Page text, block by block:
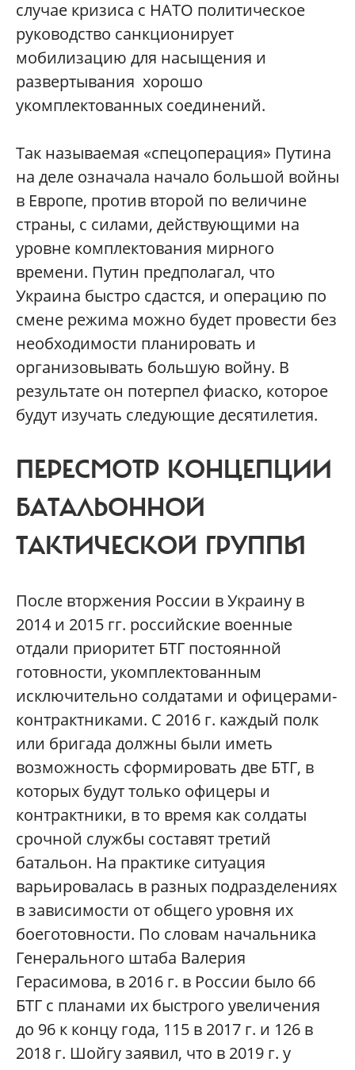
случае кризиса с НАТО политическое
руководство санкционирует
мобилизацию для насыщения и
развертывания хорошо
укомплектованных соединений.
Так называемая «спецоперация» Путина
на деле означала начало большой войны
в Европе, против второй по величине
страны, с силами, действующими на
уровне комплектования мирного
времени. Путин предполагал, что
Украина быстро сдастся, и операцию по
смене режима можно будет провести без
необходимости планировать и
организовывать большую войну. В
результате он потерпел фиаско, которое
будут изучать следующие десятилетия.
ПЕРЕСМОТР КОНЦЕПЦИИ
БАТАЛЬОННОЙ
ТАКТИЧЕСКОЙ ГРУППЫ
После вторжения России в Украину в
2014 и 2015 гг. российские военные
отдали приоритет БТГ постоянной
готовности, укомплектованным
исключительно солдатами и офицерами-
контрактниками. С 2016 г. каждый полк
или бригада должны были иметь
возможность сформировать две БТГ, в
которых будут только офицеры и
контрактники, в то время как солдаты
срочной службы составят третий
батальон. На практике ситуация
варьировалась в разных подразделениях
в зависимости от общего уровня их
боеготовности. По словам начальника
Генерального штаба Валерия
Герасимова, в 2016 г. в России было 66
БТГ с планами их быстрого увеличения
до 96 к концу года, 115 в 2017 г. и 126 в
2018 г. Шойгу заявил, что в 2019 г. у